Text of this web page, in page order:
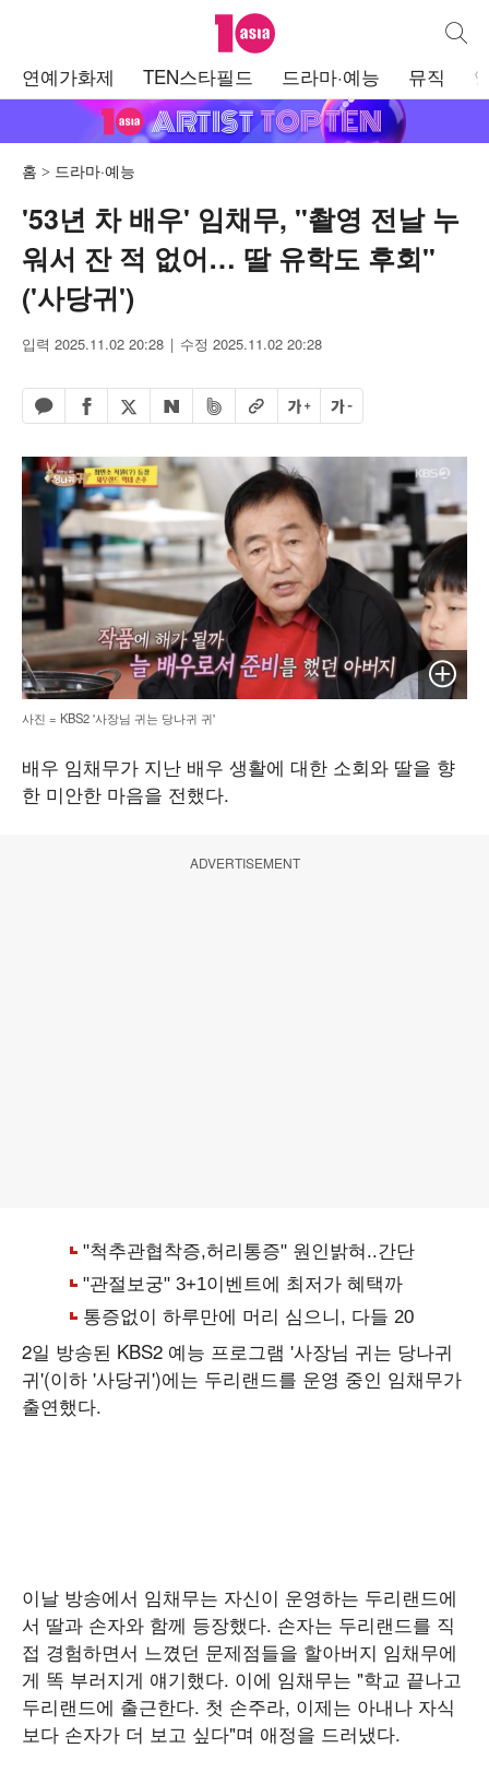
텐아시아 통합
연예가화제 TEN스타필드 드라마·예능 뮤직
홈 드라마·예능
'53년 차 배우' 임채무, "촬영 전날 누
워서 잔 적 없어… 딸 유학도 후회"
('사당귀')
입력 2025.11.02 20:28 수정 2025.11.02 20:28
카카오톡 공유하기
페이스북 공유하기
엑스 공유하기
네이버 공유하기
밴드 공유하기
URL복사글자 크게글자 작게
이미지
사진 = KBS2 '사장님 귀는 당나귀 귀'
배우 임채무가 지난 배우 생활에 대한 소회와 딸을 향
한 미안한 마음을 전했다.
ADVERTISEMENT
2일 방송된 KBS2 예능 프로그램 '사장님 귀는 당나귀
귀'(이하 '사당귀')에는 두리랜드를 운영 중인 임채무가
출연했다.
이날 방송에서 임채무는 자신이 운영하는 두리랜드에
서 딸과 손자와 함께 등장했다. 손자는 두리랜드를 직
접 경험하면서 느꼈던 문제점들을 할아버지 임채무에
게 똑 부러지게 얘기했다. 이에 임채무는 "학교 끝나고
두리랜드에 출근한다. 첫 손주라, 이제는 아내나 자식
보다 손자가 더 보고 싶다"며 애정을 드러냈다.